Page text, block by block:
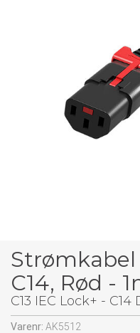
Strømkabel
C14, Rød -
C13 IEC Lock+ -
Varenr: AK5512